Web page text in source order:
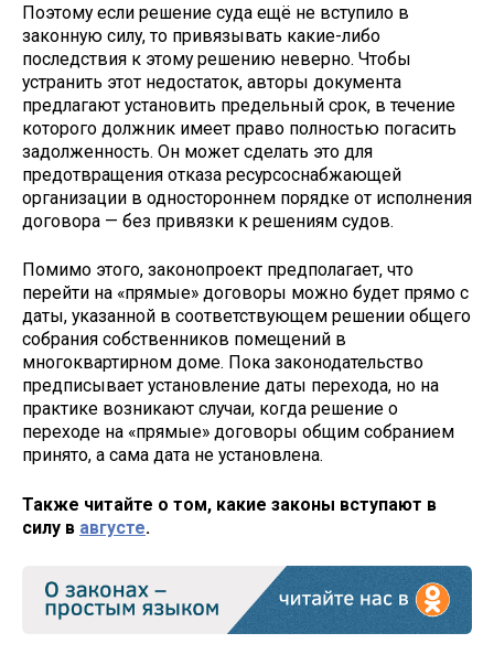
Поэтому если решение суда ещё не вступило в
законную силу, то привязывать какие-либо
последствия к этому решению неверно. Чтобы
устранить этот недостаток, авторы документа
предлагают установить предельный срок, в течение
которого должник имеет право полностью погасить
задолженность. Он может сделать это для
предотвращения отказа ресурсоснабжающей
организации в одностороннем порядке от исполнения
договора — без привязки к решениям судов.
Помимо этого, законопроект предполагает, что
перейти на «прямые» договоры можно будет прямо с
даты, указанной в соответствующем решении общего
собрания собственников помещений в
многоквартирном доме. Пока законодательство
предписывает установление даты перехода, но на
практике возникают случаи, когда решение о
переходе на «прямые» договоры общим собранием
принято, а сама дата не установлена.
Также читайте о том, какие законы вступают в
силу в августе.